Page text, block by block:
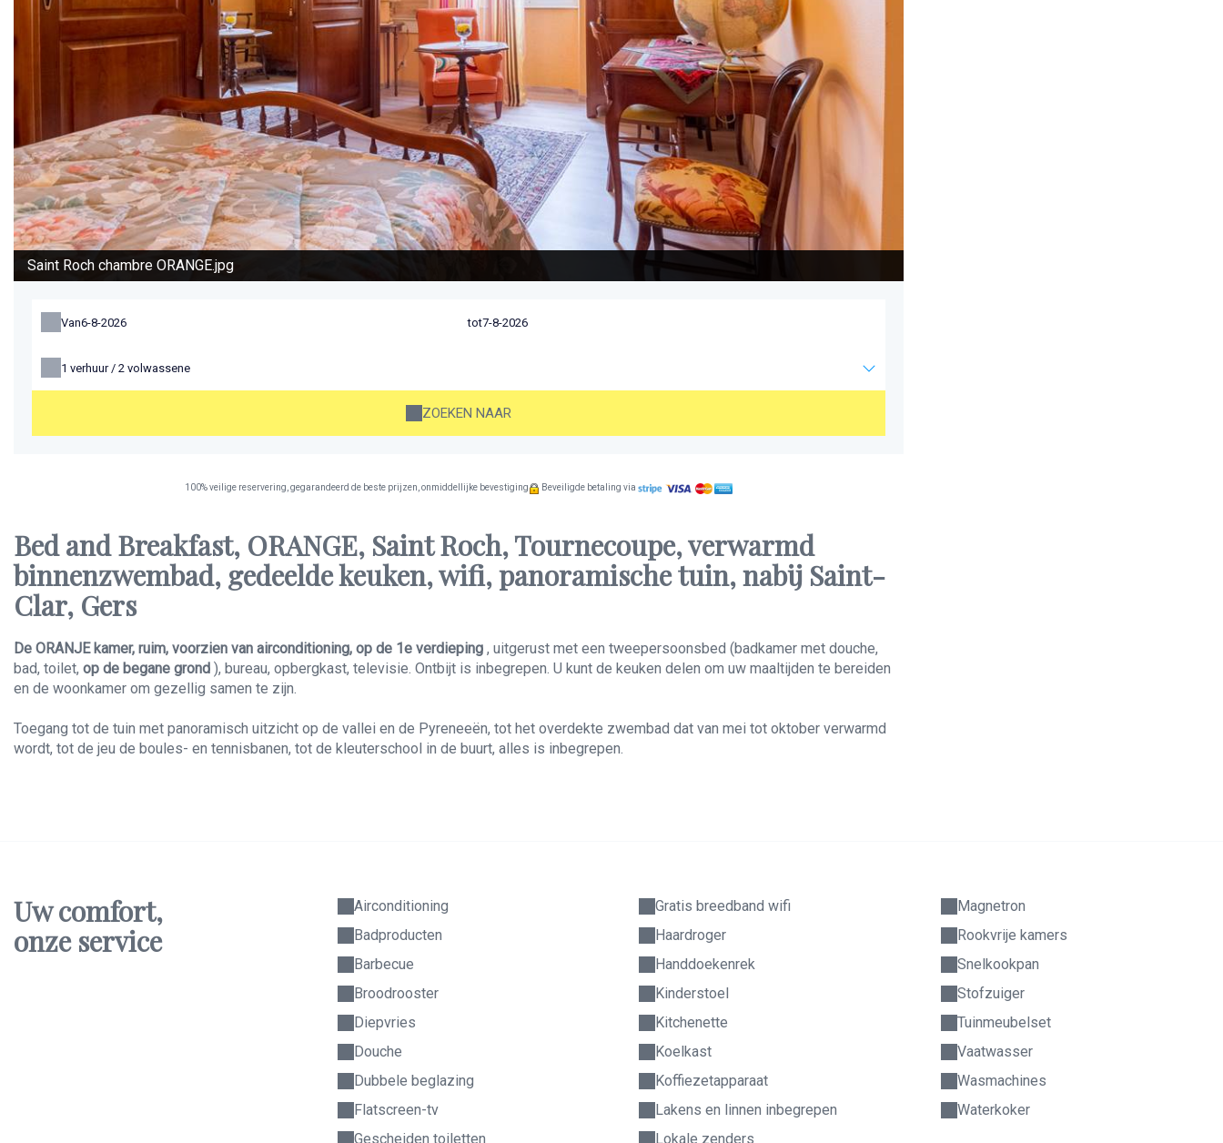
Saint Roch chambre ORANGE.jpg
Van tot
1 verhuur / 2 volwassene
ZOEKEN NAAR
100% veilige reservering, gegarandeerd de beste prijzen, onmiddellijke bevestiging Beveiligde betaling via
Bed and Breakfast, ORANGE, Saint Roch, Tournecoupe, verwarmd
binnenzwembad, gedeelde keuken, wifi, panoramische tuin, nabij Saint-
Clar, Gers
De ORANJE kamer, ruim, voorzien van airconditioning, op de 1e verdieping , uitgerust met een tweepersoonsbed (badkamer met douche,
bad, toilet, op de begane grond ), bureau, opbergkast, televisie. Ontbijt is inbegrepen. U kunt de keuken delen om uw maaltijden te bereiden
en de woonkamer om gezellig samen te zijn.
Toegang tot de tuin met panoramisch uitzicht op de vallei en de Pyreneeën, tot het overdekte zwembad dat van mei tot oktober verwarmd
wordt, tot de jeu de boules- en tennisbanen, tot de kleuterschool in de buurt, alles is inbegrepen.
Uw comfort,
onze service
Airconditioning
Badproducten
Barbecue
Broodrooster
Diepvries
Douche
Dubbele beglazing
Flatscreen-tv
Gescheiden toiletten
Gratis breedband wifi
Haardroger
Handdoekenrek
Kinderstoel
Kitchenette
Koelkast
Koffiezetapparaat
Lakens en linnen inbegrepen
Lokale zenders
Magnetron
Rookvrije kamers
Snelkookpan
Stofzuiger
Tuinmeubelset
Vaatwasser
Wasmachines
Waterkoker